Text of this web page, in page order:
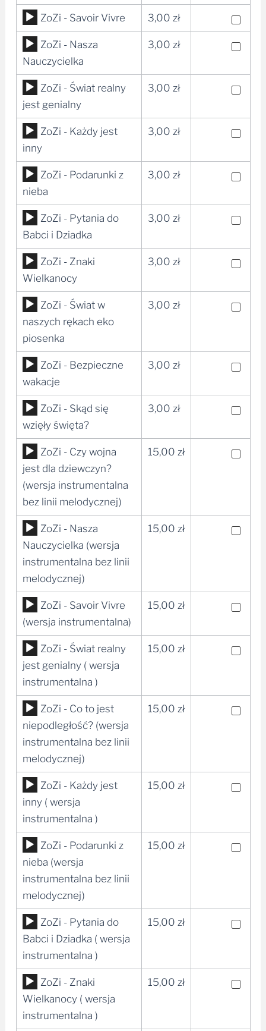
dźwiękowych
Odtwarzacz
plików
dźwiękowych
ZoZi - Savoir Vivre 3,00 zł
Odtwarzacz
plików
dźwiękowych
ZoZi - Nasza
Nauczycielka
3,00 zł
Odtwarzacz
plików
dźwiękowych
ZoZi - Świat realny
jest genialny
3,00 zł
Odtwarzacz
plików
dźwiękowych
ZoZi - Każdy jest
inny
3,00 zł
Odtwarzacz
plików
dźwiękowych
ZoZi - Podarunki z
nieba
3,00 zł
Odtwarzacz
plików
dźwiękowych
ZoZi - Pytania do
Babci i Dziadka
3,00 zł
Odtwarzacz
plików
dźwiękowych
ZoZi - Znaki
Wielkanocy
3,00 zł
Odtwarzacz
plików
dźwiękowych
ZoZi - Świat w
naszych rękach eko
piosenka
3,00 zł
Odtwarzacz
plików
dźwiękowych
ZoZi - Bezpieczne
wakacje
3,00 zł
Odtwarzacz
plików
dźwiękowych
ZoZi - Skąd się
wzięły święta?
3,00 zł
Odtwarzacz
plików
dźwiękowych
ZoZi - Czy wojna
jest dla dziewczyn?
(wersja instrumentalna
bez linii melodycznej)
15,00 zł
Odtwarzacz
plików
dźwiękowych
ZoZi - Nasza
Nauczycielka (wersja
instrumentalna bez linii
melodycznej)
15,00 zł
Odtwarzacz
plików
dźwiękowych
ZoZi - Savoir Vivre
(wersja instrumentalna)
15,00 zł
Odtwarzacz
plików
dźwiękowych
ZoZi - Świat realny
jest genialny ( wersja
instrumentalna )
15,00 zł
Odtwarzacz
plików
dźwiękowych
ZoZi - Co to jest
niepodległość? (wersja
instrumentalna bez linii
melodycznej)
15,00 zł
Odtwarzacz
plików
dźwiękowych
ZoZi - Każdy jest
inny ( wersja
instrumentalna )
15,00 zł
Odtwarzacz
plików
dźwiękowych
ZoZi - Podarunki z
nieba (wersja
instrumentalna bez linii
melodycznej)
15,00 zł
Odtwarzacz
plików
dźwiękowych
ZoZi - Pytania do
Babci i Dziadka ( wersja
instrumentalna )
15,00 zł
Odtwarzacz
plików
dźwiękowych
ZoZi - Znaki
Wielkanocy ( wersja
instrumentalna )
15,00 zł